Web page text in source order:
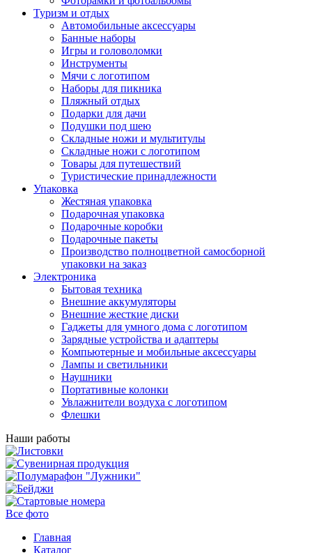
Туризм и отдых
Автомобильные аксессуары
Банные наборы
Игры и головоломки
Инструменты
Мячи с логотипом
Наборы для пикника
Пляжный отдых
Подарки для дачи
Подушки под шею
Складные ножи и мультитулы
Складные ножи с логотипом
Товары для путешествий
Туристические принадлежности
Упаковка
Жестяная упаковка
Подарочная упаковка
Подарочные коробки
Подарочные пакеты
Производство полноцветной самосборной
упаковки на заказ
Электроника
Бытовая техника
Внешние аккумуляторы
Внешние жесткие диски
Гаджеты для умного дома с логотипом
Зарядные устройства и адаптеры
Компьютерные и мобильные аксессуары
Лампы и светильники
Наушники
Портативные колонки
Увлажнители воздуха с логотипом
Флешки
Наши работы
Все фото
Главная
Каталог